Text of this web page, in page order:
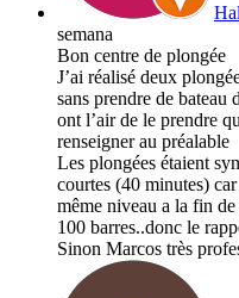
semana
Bon centre de plongée
J’ai réalisé deux
sans prendre de bateau
ont l’air de le prendre
renseigner au préalable
Les plongées étaient
courtes (40 minutes)
même niveau a la fin
100 barres..donc le
Sinon Marcos très